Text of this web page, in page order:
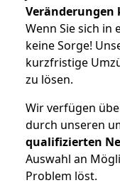
Wenn Sie sich in
keine Sorge!
kurzfristige
zu lösen.
Wir verfügen
durch unseren
qualifizierten
Auswahl an
Problem löst.